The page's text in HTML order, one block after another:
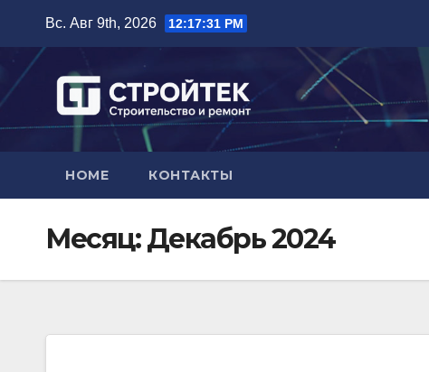
содержимому
Вс. Авг 9th, 2026 12:17:33 PM
HOME КОНТАКТЫ
Месяц:Декабрь 2024